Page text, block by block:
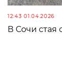
12:43 01.04.2026
В Сочи стая